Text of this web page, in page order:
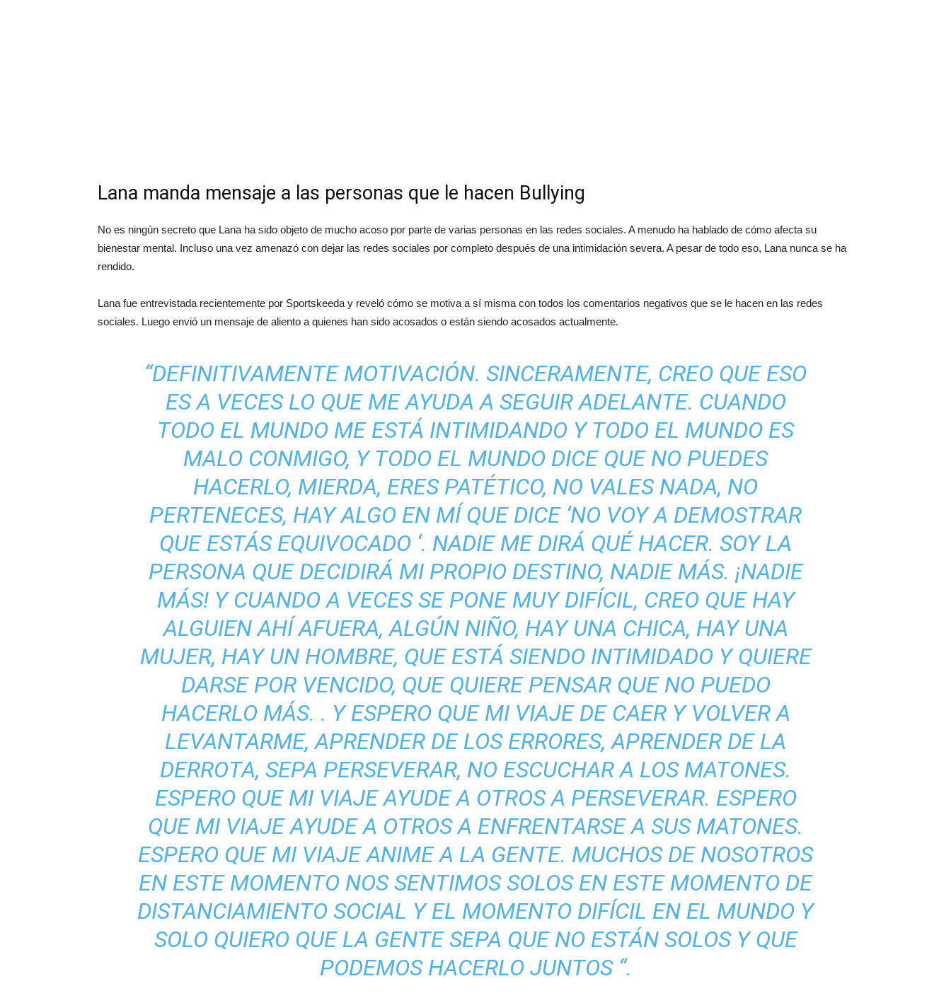
Lana manda mensaje a las personas que le hacen Bullying
No es ningún secreto que Lana ha sido objeto de mucho acoso por parte de varias personas en las redes sociales. A menudo ha hablado de cómo afecta su
bienestar mental. Incluso una vez amenazó con dejar las redes sociales por completo después de una intimidación severa. A pesar de todo eso, Lana nunca se ha
rendido.
Lana fue entrevistada recientemente por Sportskeeda y reveló cómo se motiva a sí misma con todos los comentarios negativos que se le hacen en las redes
sociales. Luego envió un mensaje de aliento a quienes han sido acosados ​​o están siendo acosados ​​actualmente.
“DEFINITIVAMENTE MOTIVACIÓN. SINCERAMENTE, CREO QUE ESO
ES A VECES LO QUE ME AYUDA A SEGUIR ADELANTE. CUANDO
TODO EL MUNDO ME ESTÁ INTIMIDANDO Y TODO EL MUNDO ES
MALO CONMIGO, Y TODO EL MUNDO DICE QUE NO PUEDES
HACERLO, MIERDA, ERES PATÉTICO, NO VALES NADA, NO
PERTENECES, HAY ALGO EN MÍ QUE DICE ‘NO VOY A DEMOSTRAR
QUE ESTÁS EQUIVOCADO ‘. NADIE ME DIRÁ QUÉ HACER. SOY LA
PERSONA QUE DECIDIRÁ MI PROPIO DESTINO, NADIE MÁS. ¡NADIE
MÁS! Y CUANDO A VECES SE PONE MUY DIFÍCIL, CREO QUE HAY
ALGUIEN AHÍ AFUERA, ALGÚN NIÑO, HAY UNA CHICA, HAY UNA
MUJER, HAY UN HOMBRE, QUE ESTÁ SIENDO INTIMIDADO Y QUIERE
DARSE POR VENCIDO, QUE QUIERE PENSAR QUE NO PUEDO
HACERLO MÁS. . Y ESPERO QUE MI VIAJE DE CAER Y VOLVER A
LEVANTARME, APRENDER DE LOS ERRORES, APRENDER DE LA
DERROTA, SEPA PERSEVERAR, NO ESCUCHAR A LOS MATONES.
ESPERO QUE MI VIAJE AYUDE A OTROS A PERSEVERAR. ESPERO
QUE MI VIAJE AYUDE A OTROS A ENFRENTARSE A SUS MATONES.
ESPERO QUE MI VIAJE ANIME A LA GENTE. MUCHOS DE NOSOTROS
EN ESTE MOMENTO NOS SENTIMOS SOLOS EN ESTE MOMENTO DE
DISTANCIAMIENTO SOCIAL Y EL MOMENTO DIFÍCIL EN EL MUNDO Y
SOLO QUIERO QUE LA GENTE SEPA QUE NO ESTÁN SOLOS Y QUE
PODEMOS HACERLO JUNTOS “.